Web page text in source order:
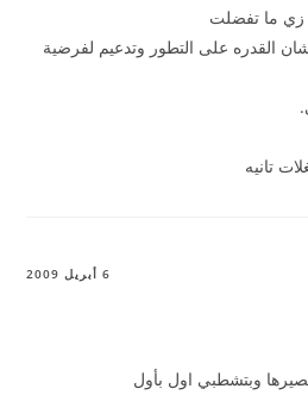
زي ما تفضلت
القدره على التطور وتدعيم لفرضية
تانيه
6 أبريل 2009
وبتشطبي اول بأول